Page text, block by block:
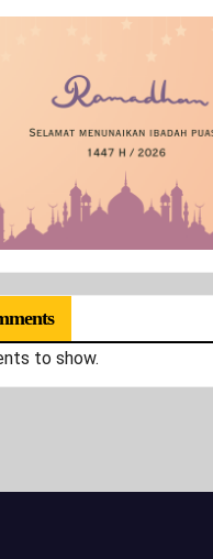
to show.